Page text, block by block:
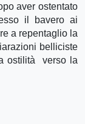
aver ostentato
il bavero ai
a repentaglio la
belliciste
ostilità verso la